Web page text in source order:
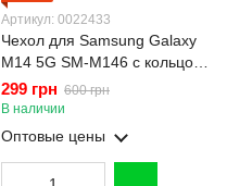
Артикул: 0022433
Чехол для Samsung Galaxy
M14 5G SM-M146 с кольцом
MagSafe с золотой
окантовкой на самсунг м14
пудровый gs1
299 грн 600 грн
В наличии
Оптовые цены